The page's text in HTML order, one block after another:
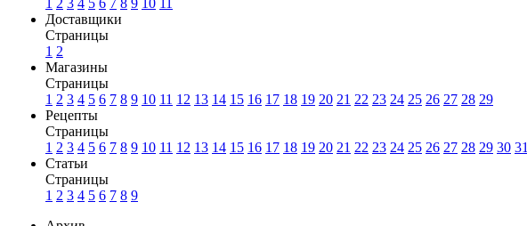
Доставщики
Страницы
1 2
Магазины
Страницы
1 2 3 4 5 6 7 8 9 10 11 12 13 14 15 16 17 18 19 20 21 22 23 24 25 26 27 28 29
Рецепты
Страницы
1 2 3 4 5 6 7 8 9 10 11 12 13 14 15 16 17 18 19 20 21 22 23 24 25 26 27 28 29 30 31
Статьи
Страницы
1 2 3 4 5 6 7 8 9